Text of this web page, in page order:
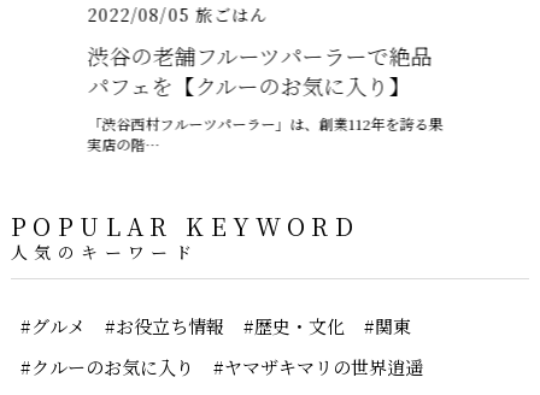
2022/08/05 旅ごはん
渋谷の老舗フルーツパーラーで絶品
パフェを【クルーのお気に入り】
「渋谷西村フルーツパーラー」は、創業112年を誇る果
実店の階…
POPULAR KEYWORD
人気のキーワード
#グルメ #お役立ち情報 #歴史・文化
#関東
#クルーのお気に入り
#ヤマザキマリの世界逍遥